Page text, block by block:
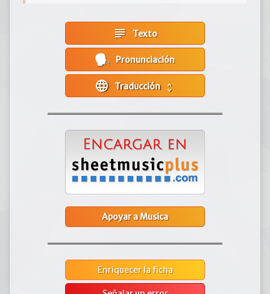
subject Texto
Pronunciación
language unfold_more
Apoyar a Musica
Enriquecer la ficha